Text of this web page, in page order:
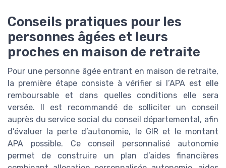
Conseils pratiques pour les
personnes âgées et leurs
proches en maison de retraite
Pour une personne âgée entrant en maison de retraite,
la première étape consiste à vérifier si l’APA est elle
remboursable et dans quelles conditions elle sera
versée. Il est recommandé de solliciter un conseil
auprès du service social du conseil départemental, afin
d’évaluer la perte d’autonomie, le GIR et le montant
APA possible. Ce conseil personnalisé autonomie
permet de construire un plan d’aides financières